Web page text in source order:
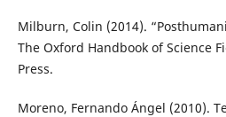
Milburn, Colin (2014).
The Oxford Handbook of Science
Press.
Moreno, Fernando Ángel (2010).